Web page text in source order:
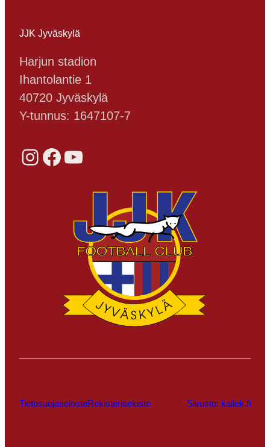
JJK Jyväskylä
Harjun stadion
Ihantolantie 1
40720 Jyväskylä
Y-tunnus: 1647107-7
Instagram Facebook YouTube
TietosuojaselosteRekisteriseloste Sivusto: kallek.fi